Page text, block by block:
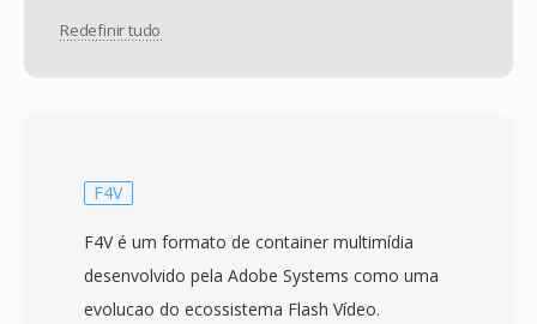
Redefinir tudo
F4V
F4V é um formato de container multimídia
desenvolvido pela Adobe Systems como uma
evolucao do ecossistema Flash Vídeo.